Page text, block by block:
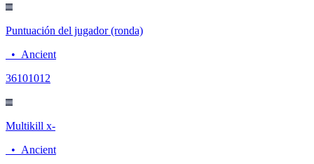
Puntuación del jugador (ronda)
• Ancient
36101012
Multikill x-
• Ancient